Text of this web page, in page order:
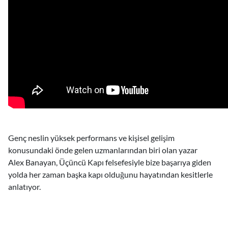
Genç neslin yüksek performans ve kişisel gelişim
konusundaki önde gelen uzmanlarından biri olan yazar
Alex Banayan, Üçüncü Kapı felsefesiyle bize başarıya giden
yolda her zaman başka kapı olduğunu hayatından kesitlerle
anlatıyor.